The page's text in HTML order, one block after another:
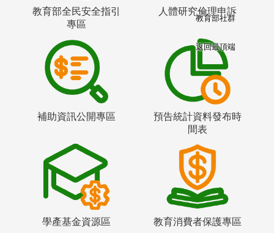
教育部全民安全指引
專區
人體研究倫理申訴
補助資訊公開專區
預告統計資料發布時
間表
學產基金資源區 教育消費者保護專區
教育部社群
返回最頂端